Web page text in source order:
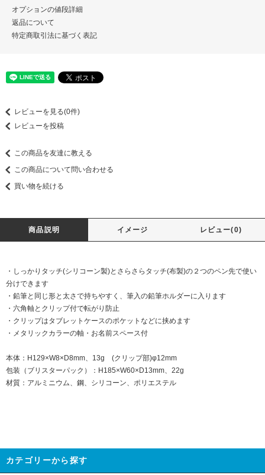
オプションの値段詳細
返品について
特定商取引法に基づく表記
レビューを見る(0件)
レビューを投稿
この商品を友達に教える
この商品について問い合わせる
買い物を続ける
商品説明 イメージ レビュー(0)
・しっかりタッチ(シリコーン製)とさらさらタッチ(布製)の２つのペン先で使い
分けできます
・鉛筆と同じ形と太さで持ちやすく、筆入の鉛筆ホルダーに入ります
・六角軸とクリップ付で転がり防止
・クリップはタブレットケースのポケットなどに挟めます
・メタリックカラーの軸・お名前スペース付
本体：H129×W8×D8mm、13g (クリップ部)φ12mm
包装（ブリスターパック）：H185×W60×D13mm、22g
材質：アルミニウム、鋼、シリコーン、ポリエステル
カテゴリーから探す